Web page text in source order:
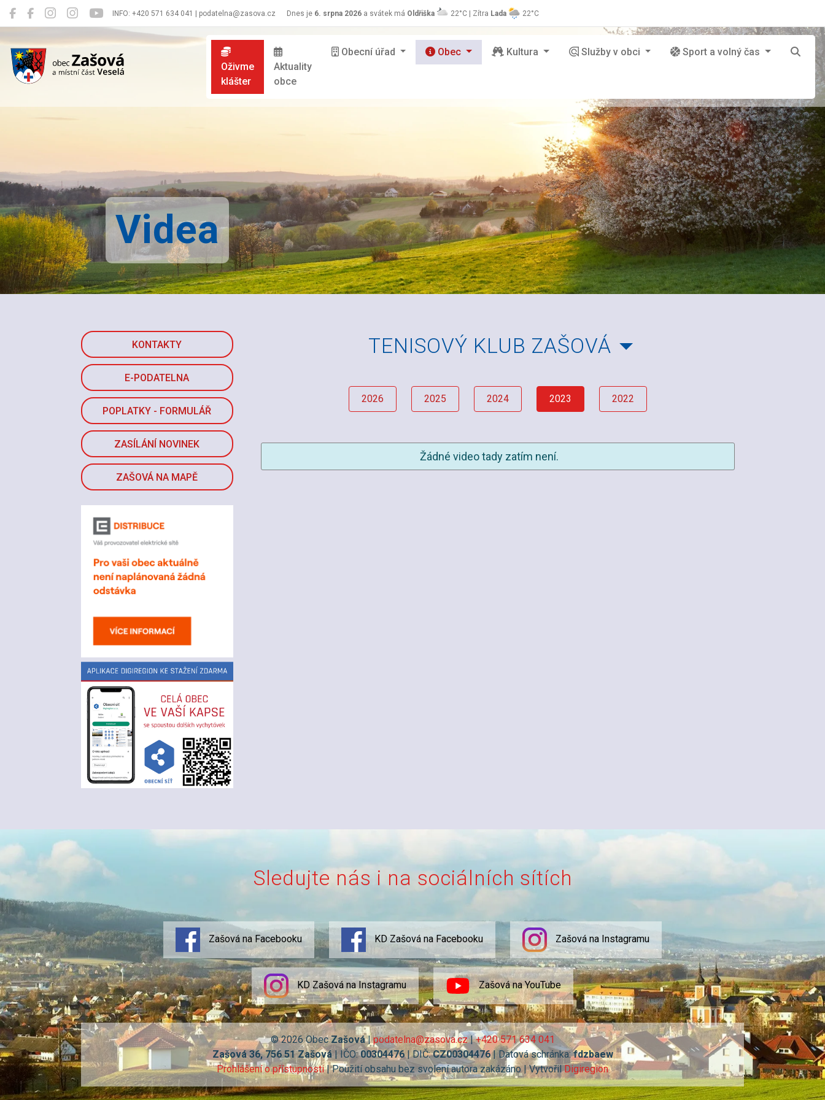
INFO: +420 571 634 041 | podatelna@zasova.cz Dnes je 6. srpna 2026a svátek má Oldřiška 22°C | Zítra Lada 22°C
Zašová
Oživme
klášter
Aktuality
obce
Obecní úřad Obec Kultura Služby v obci Sport a volný čas
Videa
KONTAKTY
E-PODATELNA
POPLATKY - FORMULÁŘ
ZASÍLÁNÍ NOVINEK
ZAŠOVÁ NA MAPĚ
TENISOVÝ KLUB ZAŠOVÁ
2026 2025 2024 2023 2022
Žádné video tady zatím není.
Sledujte nás i na sociálních sítích
Zašová na Facebooku KD Zašová na Facebooku Zašová na Instagramu
KD Zašová na Instagramu Zašová na YouTube
© 2026 ObecZašová|podatelna@zasova.cz|+420 571 634 041
Zašová 36, 756 51 Zašová| IČO:00304476| DIČ:CZ00304476| Datová schránka:fdzbaew
Prohlášení o přístupnosti| Použití obsahu bez svolení autora zakázáno | VytvořilDigiregion